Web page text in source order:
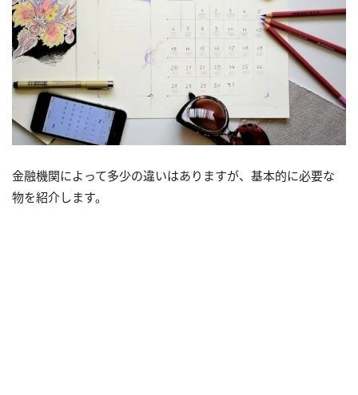
金融機関によって多少の違いはありますが、基本的に必要な
物を紹介します。